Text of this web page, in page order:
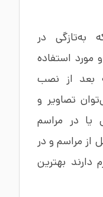
به‌تازگی در
استفاده
بعد از نصب
تصاویر و
یا در مراسم
مراسم و در
دارند بهترین